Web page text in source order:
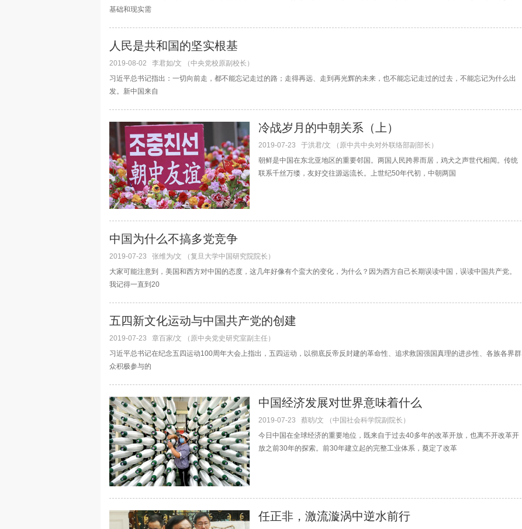
基础和现实需
人民是共和国的坚实根基
2019-08-02
李君如/文 （中央党校原副校长）
习近平总书记指出：一切向前走，都不能忘记走过的路；走得再远、走到再光辉的未来，也不能忘记走过的过去，不能忘记为什么出
发。新中国来自
冷战岁月的中朝关系（上）
2019-07-23
于洪君/文 （原中共中央对外联络部副部长）
朝鲜是中国在东北亚地区的重要邻国。两国人民跨界而居，鸡犬之声世代相闻。传统
联系千丝万缕，友好交往源远流长。上世纪50年代初，中朝两国
中国为什么不搞多党竞争
2019-07-23
张维为/文 （复旦大学中国研究院院长）
大家可能注意到，美国和西方对中国的态度，这几年好像有个蛮大的变化，为什么？因为西方自己长期误读中国，误读中国共产党。
我记得一直到20
五四新文化运动与中国共产党的创建
2019-07-23
章百家/文 （原中央党史研究室副主任）
习近平总书记在纪念五四运动100周年大会上指出，五四运动，以彻底反帝反封建的革命性、追求救国强国真理的进步性、各族各界群
众积极参与的
中国经济发展对世界意味着什么
2019-07-23
蔡昉/文 （中国社会科学院副院长）
今日中国在全球经济的重要地位，既来自于过去40多年的改革开放，也离不开改革开
放之前30年的探索。前30年建立起的完整工业体系，奠定了改革
任正非，激流漩涡中逆水前行